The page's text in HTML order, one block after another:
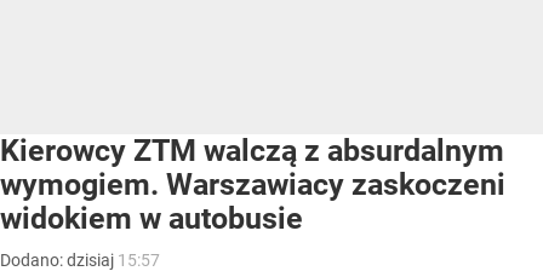
Kierowcy ZTM walczą z absurdalnym
wymogiem. Warszawiacy zaskoczeni
widokiem w autobusie
Dodano:dzisiaj 15:57